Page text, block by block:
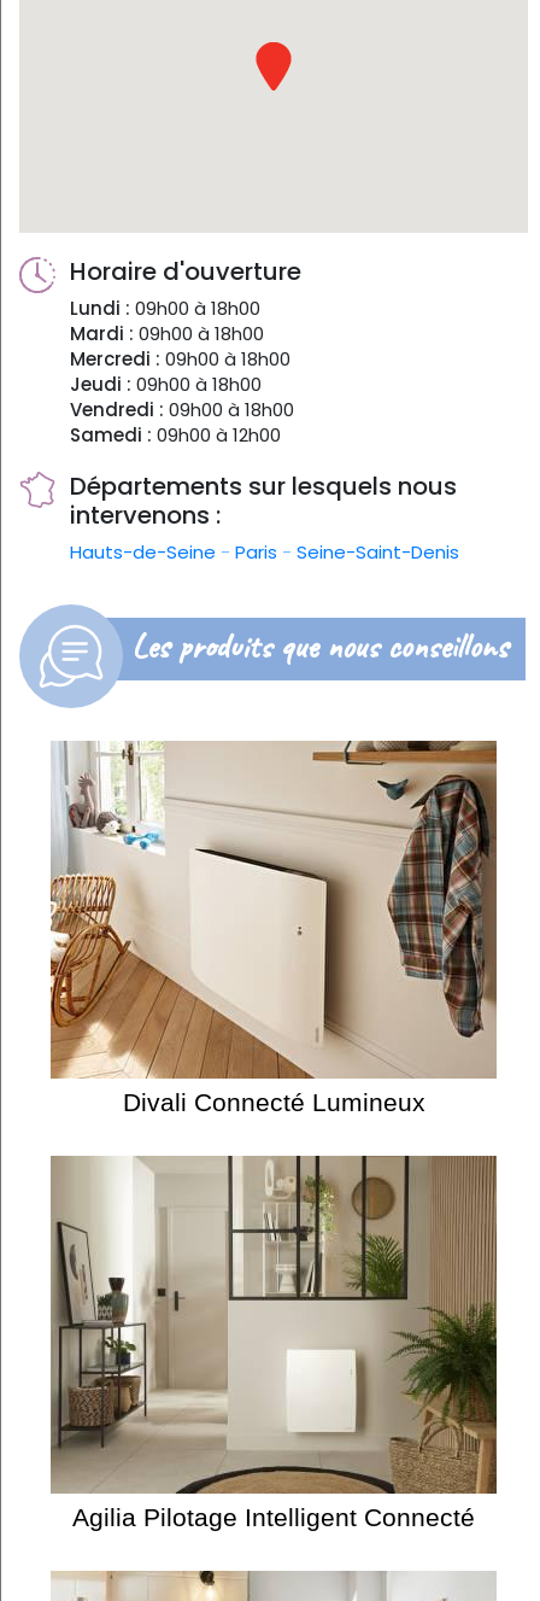
Horaire d'ouverture
Lundi : 09h00 à 18h00
Mardi : 09h00 à 18h00
Mercredi : 09h00 à 18h00
Jeudi : 09h00 à 18h00
Vendredi : 09h00 à 18h00
Samedi : 09h00 à 12h00
Départements sur lesquels nous
intervenons :
Hauts-de-Seine - Paris - Seine-Saint-Denis
Les produits que nous conseillons
Divali Connecté Lumineux
Agilia Pilotage Intelligent Connecté